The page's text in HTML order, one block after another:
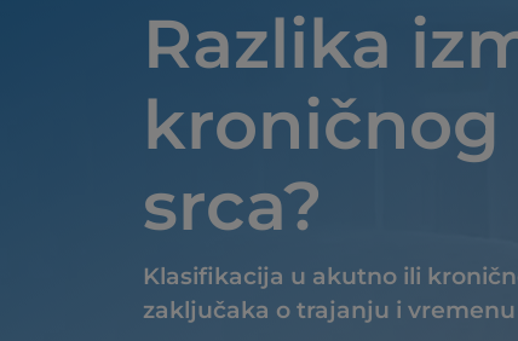
Razlika
kroničnog
srca?
Klasifikacija u akutno ili
zaključaka o trajanju i